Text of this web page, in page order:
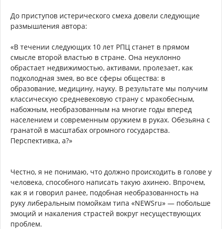
До приступов истерического смеха довели следующие
размышления автора:
«В течении следующих 10 лет РПЦ станет в прямом
смысле второй властью в стране. Она неуклонно
обрастает недвижимостью, активами, пролезает, как
подколодная змея, во все сферы общества: в
образование, медицину, науку. В результате мы получим
классическую средневековую страну с мракобесным,
набожным, необразованным на многие годы вперед
населением и современным оружием в руках. Обезьяна с
гранатой в масштабах огромного государства.
Перспективка, а?»
Честно, я не понимаю, что должно происходить в голове у
человека, способного написать такую ахинею. Впрочем,
как я и говорил ранее, подобная необразованность на
руку либеральным помойкам типа «NEWSru» — побольше
эмоций и накаления страстей вокруг несуществующих
проблем.